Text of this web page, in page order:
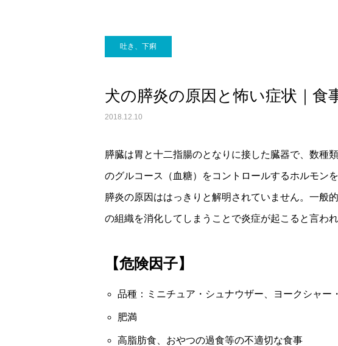
吐き、下痢
犬の膵炎の原因と怖い症状｜食
2018.12.10
膵臓は胃と十二指腸のとなりに接した臓器で、数種
のグルコース（血糖）をコントロールするホルモン
膵炎の原因ははっきりと解明されていません。一般
の組織を消化してしまうことで炎症が起こると言われ
【危険因子】
品種：ミニチュア・シュナウザー、ヨークシャー
肥満
高脂肪食、おやつの過食等の不適切な食事